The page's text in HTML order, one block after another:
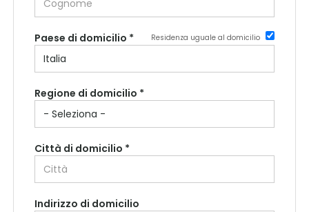
Paese di domicilio * Residenza uguale al domicilio
Regione di domicilio *
Città di domicilio *
Indirizzo di domicilio